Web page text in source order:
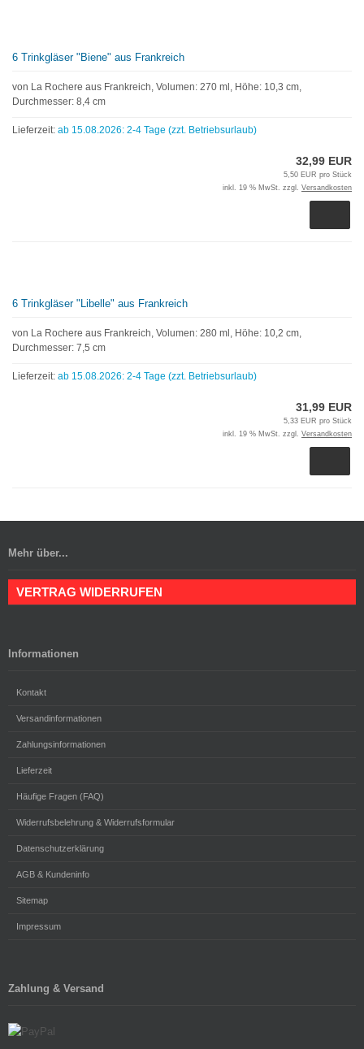
6 Trinkgläser "Biene" aus Frankreich
von La Rochere aus Frankreich, Volumen: 270 ml, Höhe: 10,3 cm,
Durchmesser: 8,4 cm
Lieferzeit: ab 15.08.2026: 2-4 Tage (zzt. Betriebsurlaub)
32,99 EUR
5,50 EUR pro Stück
inkl. 19 % MwSt. zzgl. Versandkosten
6 Trinkgläser "Libelle" aus Frankreich
von La Rochere aus Frankreich, Volumen: 280 ml, Höhe: 10,2 cm,
Durchmesser: 7,5 cm
Lieferzeit: ab 15.08.2026: 2-4 Tage (zzt. Betriebsurlaub)
31,99 EUR
5,33 EUR pro Stück
inkl. 19 % MwSt. zzgl. Versandkosten
Mehr über...
VERTRAG WIDERRUFEN
Informationen
Kontakt
Versandinformationen
Zahlungsinformationen
Lieferzeit
Häufige Fragen (FAQ)
Widerrufsbelehrung & Widerrufsformular
Datenschutzerklärung
AGB & Kundeninfo
Sitemap
Impressum
Zahlung & Versand